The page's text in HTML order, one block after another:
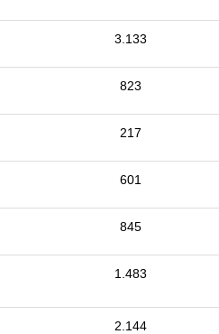
3.133
823
217
601
845
1.483
2.144